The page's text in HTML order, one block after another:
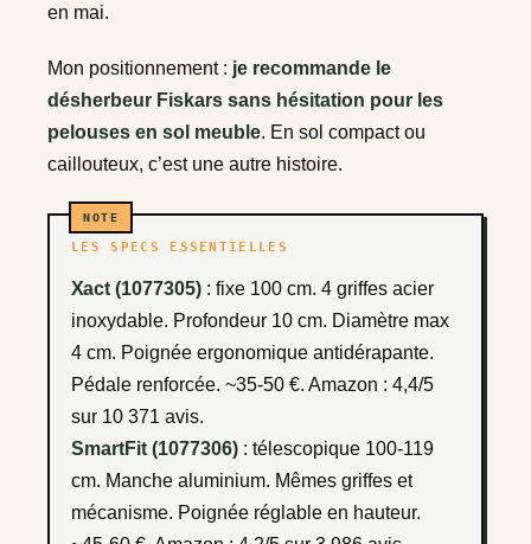
en mai.
Mon positionnement : je recommande le
désherbeur Fiskars sans hésitation pour les
pelouses en sol meuble. En sol compact ou
caillouteux, c’est une autre histoire.
LES SPECS ESSENTIELLES
Xact (1077305) : fixe 100 cm. 4 griffes acier
inoxydable. Profondeur 10 cm. Diamètre max
4 cm. Poignée ergonomique antidérapante.
Pédale renforcée. ~35-50 €. Amazon : 4,4/5
sur 10 371 avis.
SmartFit (1077306) : télescopique 100-119
cm. Manche aluminium. Mêmes griffes et
mécanisme. Poignée réglable en hauteur.